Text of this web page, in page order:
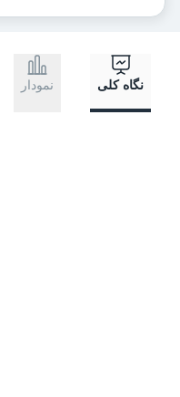
نگاه کلی نمودار